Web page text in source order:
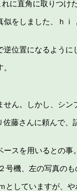
に直角に取りつけ
をしました、ｈ
位置になるように
ん。しかし、シン
藤さんに頼んで、
スを用いるとの事。
機、左の写真のも
していますが、